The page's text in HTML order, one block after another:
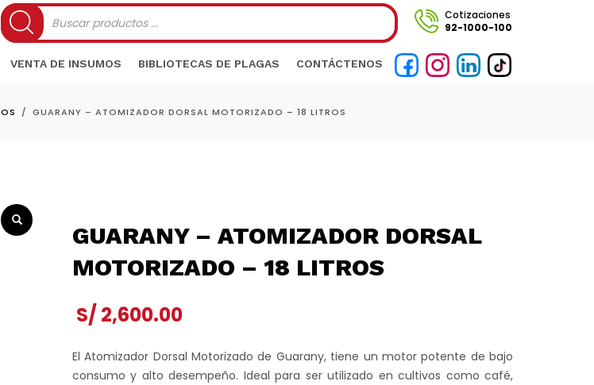
Búsqueda
de
productos
Cotizaciones
92-1000-100
VENTA DE INSUMOS BIBLIOTECAS DE PLAGAS CONTÁCTENOS
GUARANY – ATOMIZADOR DORSAL MOTORIZADO – 18 LITROS
GUARANY – ATOMIZADOR DORSAL
MOTORIZADO – 18 LITROS
S/ 2,600.00
El Atomizador Dorsal Motorizado de Guarany, tiene un motor potente de bajo
consumo y alto desempeño. Ideal para ser utilizado en cultivos como café,